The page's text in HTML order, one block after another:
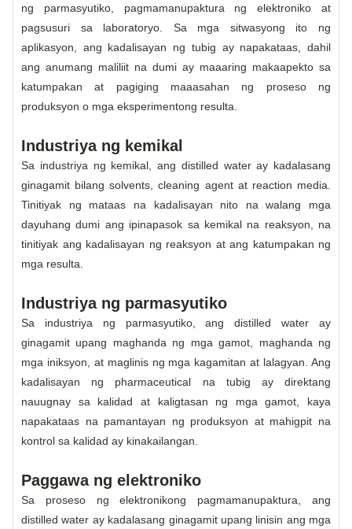
ng parmasyutiko, pagmamanupaktura ng elektroniko at
pagsusuri sa laboratoryo. Sa mga sitwasyong ito ng
aplikasyon, ang kadalisayan ng tubig ay napakataas, dahil
ang anumang maliliit na dumi ay maaaring makaapekto sa
katumpakan at pagiging maaasahan ng proseso ng
produksyon o mga eksperimentong resulta.
Industriya ng kemikal
Sa industriya ng kemikal, ang distilled water ay kadalasang
ginagamit bilang solvents, cleaning agent at reaction media.
Tinitiyak ng mataas na kadalisayan nito na walang mga
dayuhang dumi ang ipinapasok sa kemikal na reaksyon, na
tinitiyak ang kadalisayan ng reaksyon at ang katumpakan ng
mga resulta.
Industriya ng parmasyutiko
Sa industriya ng parmasyutiko, ang distilled water ay
ginagamit upang maghanda ng mga gamot, maghanda ng
mga iniksyon, at maglinis ng mga kagamitan at lalagyan. Ang
kadalisayan ng pharmaceutical na tubig ay direktang
nauugnay sa kalidad at kaligtasan ng mga gamot, kaya
napakataas na pamantayan ng produksyon at mahigpit na
kontrol sa kalidad ay kinakailangan.
Paggawa ng elektroniko
Sa proseso ng elektronikong pagmamanupaktura, ang
distilled water ay kadalasang ginagamit upang linisin ang mga